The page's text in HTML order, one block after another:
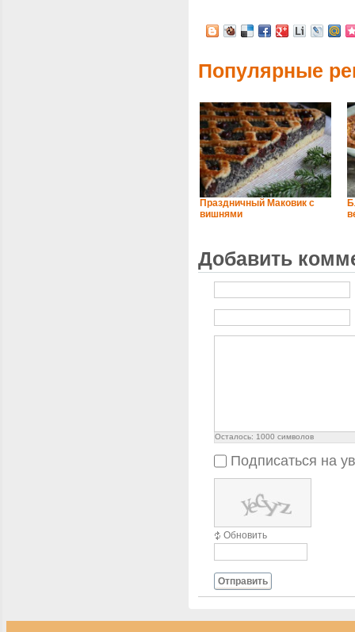
Популярные
Праздничный Маковик с
вишнями
Добавить
Осталось: 1000 символов
Подписаться на
Обновить
Отправить